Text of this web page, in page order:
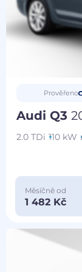
Prověřeno
Audi Q3
2.0 TDi 110 kW
Měsíčně od
1 482 Kč